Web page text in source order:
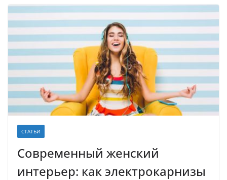
СТАТЬИ
Современный женский
интерьер: как электрокарнизы